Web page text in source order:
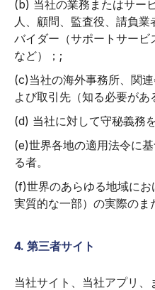
(b) 当社の業務またはサー
人、顧問、監査役、請負
バイダー（サポートサービ
など）；;
(c)当社の海外事務所、関
よび取引先（知る必要があ
(d) 当社に対して守秘義務
(e)世界各地の適用法令に
る者。
(f)世界のあらゆる地域に
実質的な一部）の実際の
4. 第三者サイト
当社サイト、当社アプリ、